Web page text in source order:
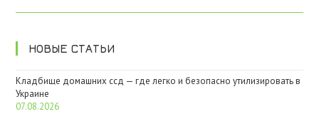
Электронную
НОВЫЕ СТАТЬИ
Кладбище домашних ссд — где легко и безопасно утилизировать в
Украине
07.08.2026